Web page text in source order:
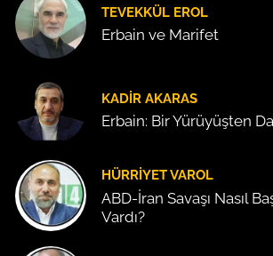
TEVEKKÜL EROL
Erbain ve Marifet
KADIR AKARAS
Erbain: Bir Yürüyüşten
HÜRRIYET VAROL
ABD-İran Savaşı Nasıl
Vardı?